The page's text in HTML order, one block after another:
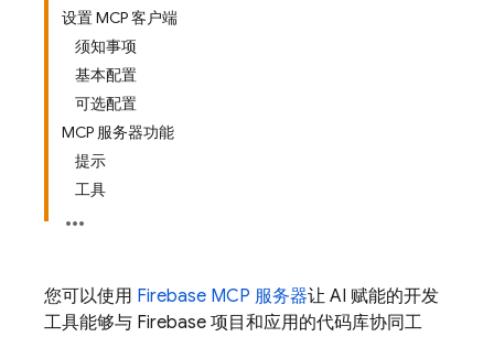
设置 MCP 客户端
须知事项
基本配置
可选配置
MCP 服务器功能
提示
工具
您可以使用 Firebase MCP 服务器让 AI 赋能的开发
工具能够与 Firebase 项目和应用的代码库协同工